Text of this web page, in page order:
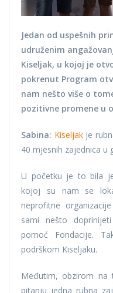
Jedan od uspešnih
udruženim
Kiseljak, u kojoj je
pokrenut Program
nam nešto više o
pozitivne promene u
Sabina: Kiseljakje
40 mjesnih zajednica u
U početku je to bila
kojoj su nam se
neprofitne
sami nešto
pomoć Fondacije.
podrškom Kiseljaku.
Međutim, obzirom
pitanju jedna rubna